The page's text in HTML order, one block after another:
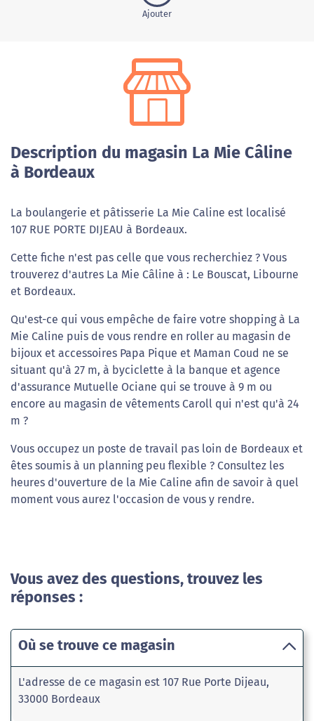
Ajouter
Description du magasin La Mie Câline
à Bordeaux
La boulangerie et pâtisserie La Mie Caline est localisé
107 RUE PORTE DIJEAU à Bordeaux.
Cette fiche n'est pas celle que vous recherchiez ? Vous
trouverez d'autres La Mie Câline à : Le Bouscat, Libourne
et Bordeaux.
Qu'est-ce qui vous empêche de faire votre shopping à La
Mie Caline puis de vous rendre en roller au magasin de
bijoux et accessoires Papa Pique et Maman Coud ne se
situant qu'à 27 m, à byciclette à la banque et agence
d'assurance Mutuelle Ociane qui se trouve à 9 m ou
encore au magasin de vêtements Caroll qui n'est qu'à 24
m ?
Vous occupez un poste de travail pas loin de Bordeaux et
êtes soumis à un planning peu flexible ? Consultez les
heures d'ouverture de la Mie Caline afin de savoir à quel
moment vous aurez l'occasion de vous y rendre.
Vous avez des questions, trouvez les
réponses :
Où se trouve ce magasin
L'adresse de ce magasin est 107 Rue Porte Dijeau,
33000 Bordeaux